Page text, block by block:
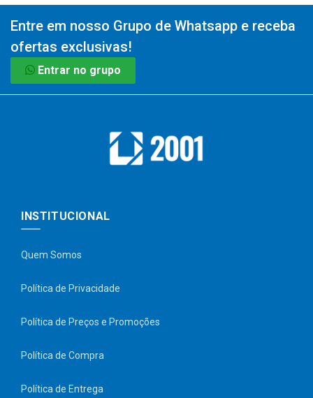
Entre em nosso Grupo de Whatsapp e receba
ofertas exclusivas!
Entrar no grupo
INSTITUCIONAL
Quem Somos
Política de Privacidade
Política de Preços e Promoções
Política de Compra
Política de Entrega